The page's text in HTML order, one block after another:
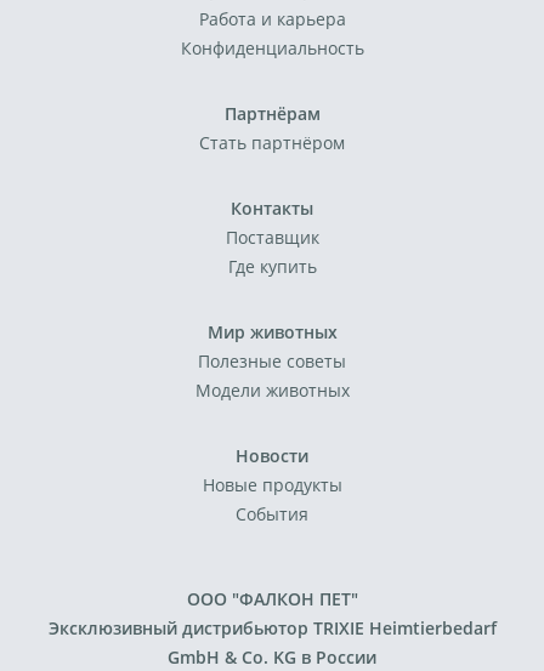
Работа и карьера
Конфиденциальность
Партнёрам
Стать партнёром
Контакты
Поставщик
Где купить
Мир животных
Полезные советы
Модели животных
Новости
Новые продукты
События
ООО "ФАЛКОН ПЕТ"
Эксклюзивный дистрибьютор TRIXIE Heimtierbedarf
GmbH & Co. KG в России